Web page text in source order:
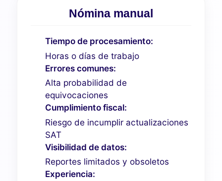
Nómina manual
Tiempo de procesamiento:
Horas o días de trabajo
Errores comunes:
Alta probabilidad de
equivocaciones
Cumplimiento fiscal:
Riesgo de incumplir actualizaciones
SAT
Visibilidad de datos:
Reportes limitados y obsoletos
Experiencia: